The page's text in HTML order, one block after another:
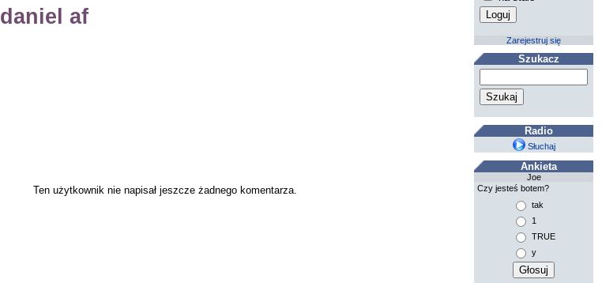
daniel af
Ten użytkownik nie napisał jeszcze żadnego komentarza.
Zarejestruj się
Szukacz
Radio
Słuchaj
Ankieta
Joe
Czy jesteś botem?
tak
1
TRUE
y